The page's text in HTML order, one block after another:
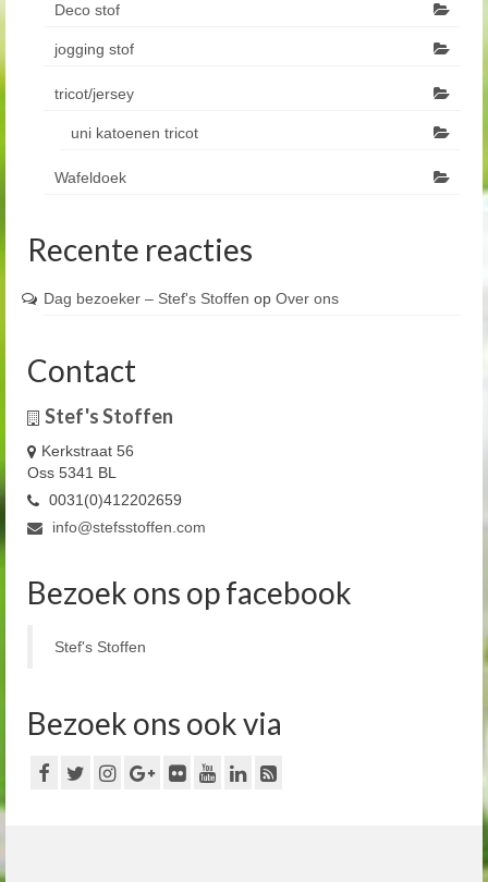
Deco stof
jogging stof
tricot/jersey
uni katoenen tricot
Wafeldoek
Recente reacties
Dag bezoeker – Stef's Stoffen op Over ons
Contact
Stef's Stoffen
Kerkstraat 56
Oss 5341 BL
0031(0)412202659
info@stefsstoffen.com
Bezoek ons op facebook
Stef's Stoffen
Bezoek ons ook via